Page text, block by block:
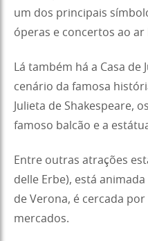
um dos principais
óperas e concertos ao
Lá também há a Casa
cenário da famosa
Julieta de Shakespeare,
famoso balcão e a
Entre outras atrações
delle Erbe), está
de Verona, é cercada
mercados.